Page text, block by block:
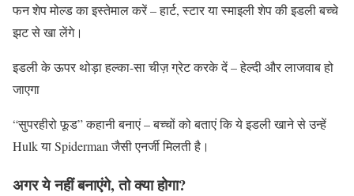
फन शेप मोल्ड का इस्तेमाल करें – हार्ट, स्टार या स्माइली शेप की इडली बच्चे
झट से खा लेंगे।
इडली के ऊपर थोड़ा हल्का-सा चीज़ ग्रेट करके दें – हेल्दी और लाजवाब हो
जाएगा
“सुपरहीरो फूड” कहानी बनाएं – बच्चों को बताएं कि ये इडली खाने से उन्हें
Hulk या Spiderman जैसी एनर्जी मिलती है।
अगर ये नहीं बनाएंगे, तो क्या होगा?